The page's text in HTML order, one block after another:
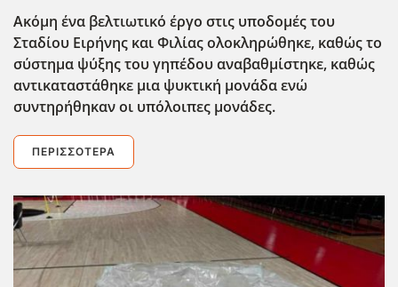
Ακόμη ένα βελτιωτικό έργο στις υποδομές του
Σταδίου Ειρήνης και Φιλίας ολοκληρώθηκε, καθώς το
σύστημα ψύξης του γηπέδου αναβαθμίστηκε, καθώς
αντικαταστάθηκε μια ψυκτική μονάδα ενώ
συντηρήθηκαν οι υπόλοιπες μονάδες.
ΠΕΡΙΣΣΌΤΕΡΑ